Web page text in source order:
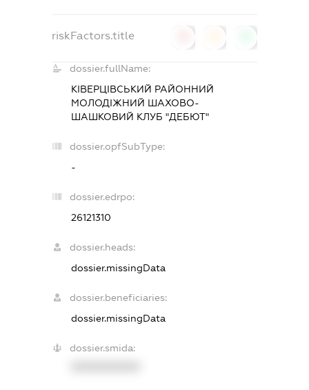
riskFactors.title
dossier.fullName:
КІВЕРЦІВСЬКИЙ РАЙОННИЙ
МОЛОДІЖНИЙ ШАХОВО-
ШАШКОВИЙ КЛУБ "ДЕБЮТ"
dossier.opfSubType:
-
dossier.edrpo:
26121310
dossier.heads:
dossier.missingData
dossier.beneficiaries:
dossier.missingData
dossier.smida: